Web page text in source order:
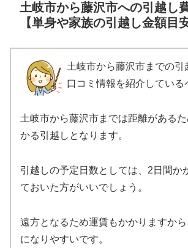
土岐市から藤沢市への引越し
【単身や家族の引越し金額目安
土岐市から藤沢市までの引
口コミ情報を紹介している
土岐市から藤沢市までは距離がある
かる引越しとなります。
引越しの予定日数としては、2日間か
ておいた方がいいでしょう。
遠方となるため運賃もかかりますか
になりやすいです。